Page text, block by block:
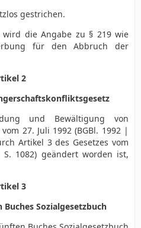
gestrichen.
die Angabe zu § 219 wie
für den Abbruch der
2
und Bewältigung von
27. Juli 1992 (BGBl. 1992 |
Artikel 3 des Gesetzes vom
1082) geändert worden ist,
3
Sozialgesetzbuch